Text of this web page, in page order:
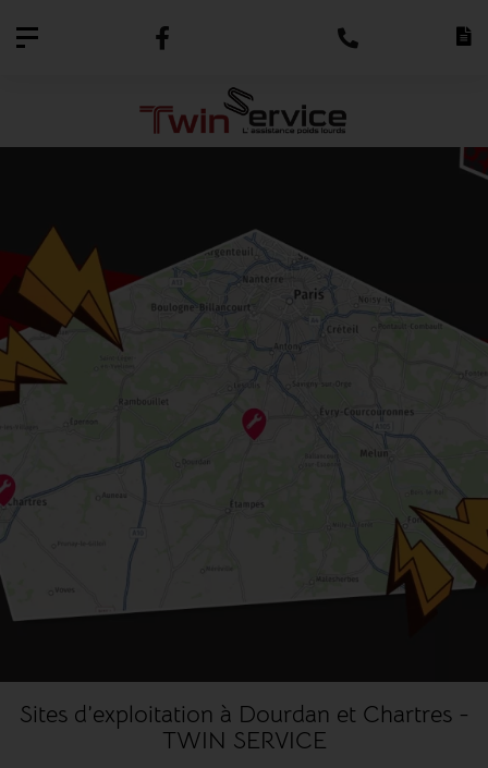
Sites d’exploitation à Dourdan et Chartres -
TWIN SERVICE